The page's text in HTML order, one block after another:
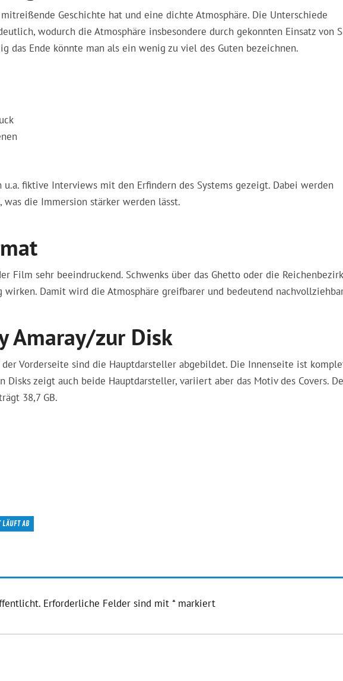
Geschichte hat und eine dichte Atmosphäre. Die Unterschiede
wodurch die Atmosphäre insbesondere durch gekonnten Einsatz von
das Ende könnte man als ein wenig zu viel des Guten bezeichnen.
u.a. fiktive Interviews mit den Erfindern des Systems gezeigt. Dabei werden
die Immersion stärker werden lässt.
Film sehr beeindruckend. Schwenks über das Ghetto oder die
Damit wird die Atmosphäre greifbarer und bedeutend
Amaray/zur Disk
der Vorderseite sind die Hauptdarsteller abgebildet. Die Innenseite ist
Disks zeigt auch beide Hauptdarsteller, variiert aber das Motiv des Covers.
38,7 GB.
AB
Erforderliche Felder sind mit *markiert